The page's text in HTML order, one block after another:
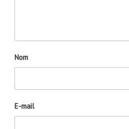
Nom
E-mail